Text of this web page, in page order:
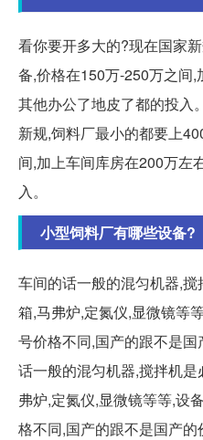
看你要开多大的?现在国家
备,价格在150万-250万之间,
其他办公了地皮了都的投入
新规,饲料厂最小的都要上
间,加上车间库房在200万左
入。
小型饲料厂有哪些设备?
车间的话一般的混匀机器,
箱,马弗炉,定氮仪,显微镜等
号价格不同,国产的跟不是
话一般的混匀机器,搅拌机
弗炉,定氮仪,显微镜等等,设
格不同,国产的跟不是国产